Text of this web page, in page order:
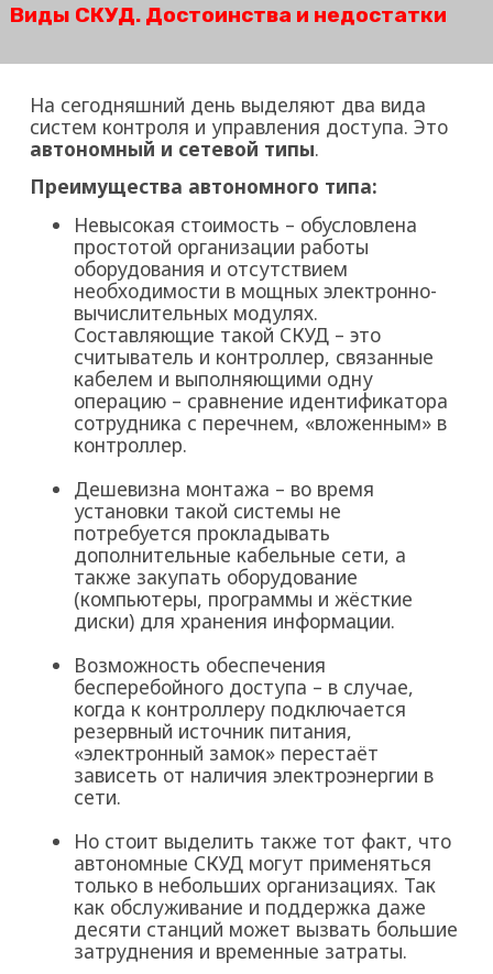
Виды СКУД. Достоинства и недостатки
На сегодняшний день выделяют два вида
систем контроля и управления доступа. Это
автономный и сетевой типы.
Преимущества автономного типа:
Невысокая стоимость – обусловлена
простотой организации работы
оборудования и отсутствием
необходимости в мощных электронно-
вычислительных модулях.
Составляющие такой СКУД – это
считыватель и контроллер, связанные
кабелем и выполняющими одну
операцию – сравнение идентификатора
сотрудника с перечнем, «вложенным» в
контроллер.
Дешевизна монтажа – во время
установки такой системы не
потребуется прокладывать
дополнительные кабельные сети, а
также закупать оборудование
(компьютеры, программы и жёсткие
диски) для хранения информации.
Возможность обеспечения
бесперебойного доступа – в случае,
когда к контроллеру подключается
резервный источник питания,
«электронный замок» перестаёт
зависеть от наличия электроэнергии в
сети.
Но стоит выделить также тот факт, что
автономные СКУД могут применяться
только в небольших организациях. Так
как обслуживание и поддержка даже
десяти станций может вызвать большие
затруднения и временные затраты.